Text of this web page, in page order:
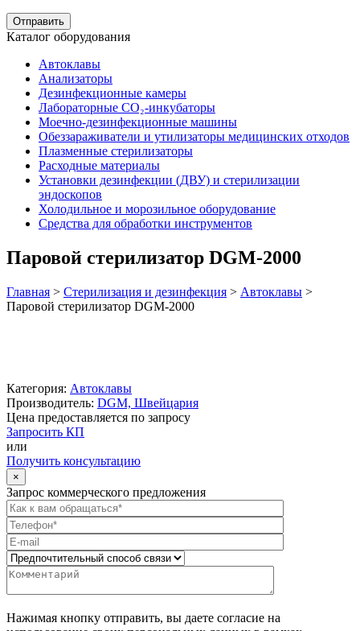
Каталог оборудования
Автоклавы
Анализаторы
Дезинфекционные камеры
Лабораторные CO₂-инкубаторы
Моечно-дезинфекционные машины
Обеззараживатели и утилизаторы медицинских отходов
Плазменные стерилизаторы
Расходные материалы
Установки дезинфекции (ДВУ) и стерилизации
эндоскопов
Холодильное и морозильное оборудование
Средства для обработки инструментов
Паровой стерилизатор DGM-2000
Главная > Стерилизация и дезинфекция > Автоклавы >
Паровой стерилизатор DGM-2000
Категория: Автоклавы
Производитель: DGM, Швейцария
Цена предоставляется по запросу
Запросить КП
или
Получить консультацию
×
Запрос коммерческого предложения
Нажимая кнопку отправить, вы даете согласие на